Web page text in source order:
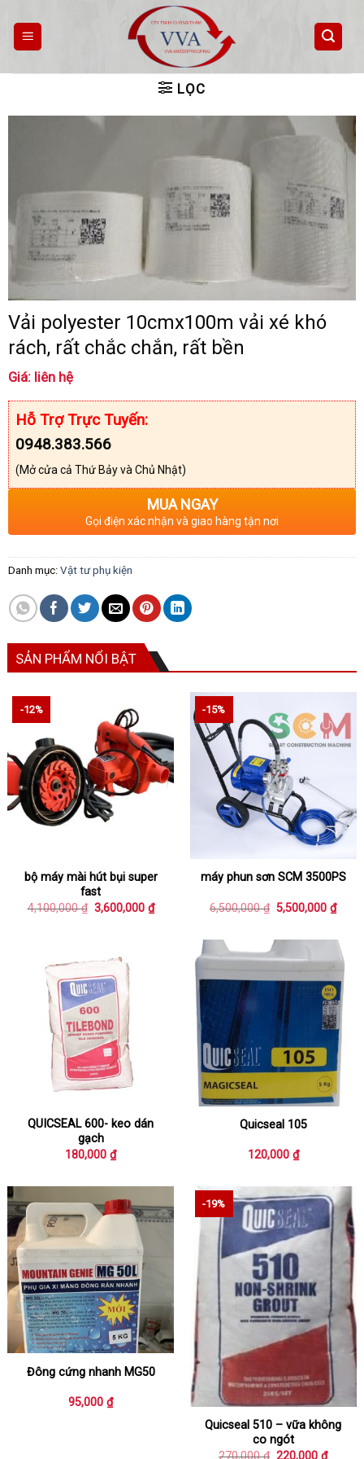
content
LỌC
Vải polyester 10cmx100m vải xé khó
rách, rất chắc chắn, rất bền
Giá: liên hệ
Hỗ Trợ Trực Tuyến:
0948.383.566
(Mở cửa cả Thứ Bảy và Chủ Nhật)
MUA NGAY
Gọi điện xác nhận và giao hàng tận nơi
Danh mục: Vật tư phụ kiện
SẢN PHẨM NỔI BẬT
-12%
bộ máy mài hút bụi super
fast
4,100,000₫ Giá
gốc
3,600,000 ₫Giá
hiện
3,600,000 ₫.
-15%
máy phun sơn SCM 3500PS
6,500,000₫ Giá
gốc
6,500,000 ₫.
5,500,000₫Giá
hiện
là:
QUICSEAL 600- keo dán
gạch
180,000₫
Quicseal 105
120,000 ₫
Đông cứng nhanh MG50
95,000₫
-19%
Quicseal 510 – vữa không
co ngót
270,000₫ Giá
220,000₫Giá